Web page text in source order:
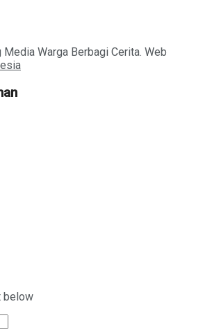
Warga Berbagi Cerita. Web
below